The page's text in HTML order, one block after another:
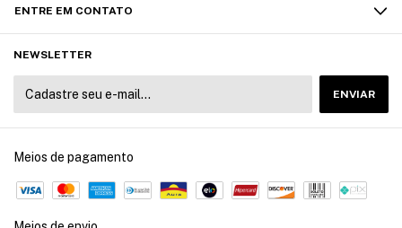
ENTRE EM CONTATO
NEWSLETTER
Meios de pagamento